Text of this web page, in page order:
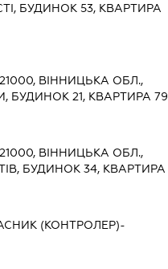
БУДИНОК 53, КВАРТИРА
ВІННИЦЬКА ОБЛ.,
БУДИНОК 21, КВАРТИРА 79
ВІННИЦЬКА ОБЛ.,
БУДИНОК 34, КВАРТИРА
(КОНТРОЛЕР)-